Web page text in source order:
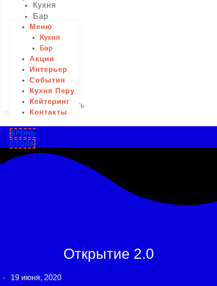
Меню
Кухня
Бар
Акции
Интерьер
События
Кухня Перу
Кейтеринг
Контакты
БРОНЬ
СТОЛА
Кухня
Бар
Акции
Интерьер
События
Кухня
Перу
Кейтеринг
Контакты
Забронировать
Открытие 2.0
19 июня, 2020